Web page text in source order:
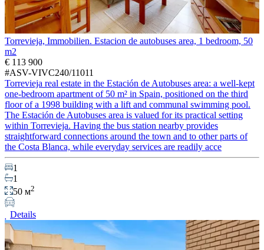
Torrevieja, Immobilien. Estacion de autobuses area, 1 bedroom, 50
m2
€ 113 900
#ASV-VIVC240/11011
Torrevieja real estate in the Estación de Autobuses area: a well-kept
one-bedroom apartment of 50 m² in Spain, positioned on the third
floor of a 1998 building with a lift and communal swimming pool.
The Estación de Autobuses area is valued for its practical setting
within Torrevieja. Having the bus station nearby provides
straightforward connections around the town and to other parts of
the Costa Blanca, while everyday services are readily acce
1
1
50 м2
Details